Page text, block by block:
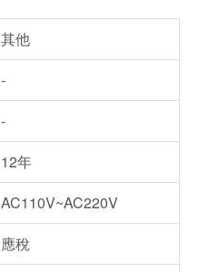
其他
-
-
12年
AC110V~AC220V
應稅